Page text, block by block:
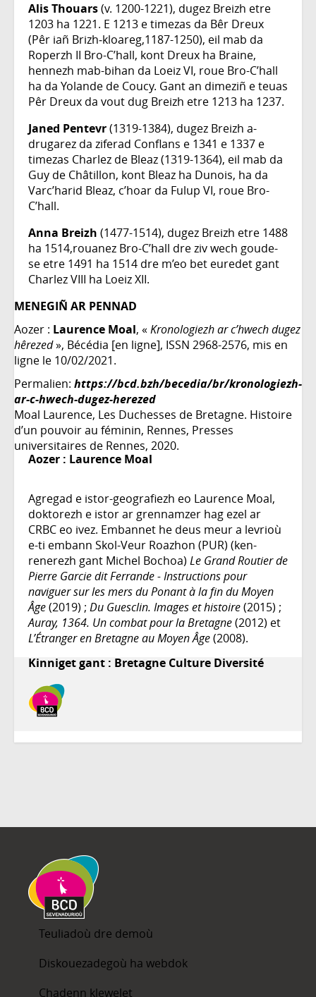
Alis Thouars(v. 1200-1221), dugez Breizh etre
1203 ha 1221. E 1213 e timezas da Bêr Dreux
(Pêr iañ Brizh‑kloareg,1187-1250), eil mab da
Roperzh II Bro-C’hall, kont Dreux ha Braine,
hennezh mab-bihan da Loeiz VI, roue Bro-C’hall
ha da Yolande de Coucy. Gant an dimeziñ e teuas
Pêr Dreux da vout dug Breizh etre 1213 ha 1237.
Janed Pentevr(1319-1384), dugez Breizh a-
drugarez da ziferad Conflans e 1341 e 1337 e
timezas Charlez de Bleaz (1319-1364), eil mab da
Guy de Châtillon, kont Bleaz ha Dunois, ha da
Varc’harid Bleaz, c’hoar da Fulup VI, roue Bro-
C’hall.
Anna Breizh (1477-1514), dugez Breizh etre 1488
ha 1514,rouanez Bro-C’hall dre ziv wech goude-
se etre 1491 ha 1514 dre m’eo bet euredet gant
Charlez VIII ha Loeiz XII.
MENEGIÑ AR PENNAD
Aozer : Laurence Moal, «Kronologiezh ar c’hwech dugez
hêrezed», Bécédia [en ligne], ISSN 2968-2576, mis en
ligne le 10/02/2021.
Permalien: https://bcd.bzh/becedia/br/kronologiezh-
ar-c-hwech-dugez-herezed
Moal Laurence, Les Duchesses de Bretagne. Histoire
d’un pouvoir au féminin, Rennes, Presses
universitaires de Rennes, 2020.
Aozer : Laurence Moal
Agregad e istor-geografiezh eo Laurence Moal,
doktorezh e istor ar grennamzer hag ezel ar
CRBC eo ivez. Embannet he deus meur a levrioù
e-ti embann Skol-Veur Roazhon (PUR) (ken-
renerezh gant Michel Bochoa) Le Grand Routier de
Pierre Garcie dit Ferrande - Instructions pour
naviguer sur les mers du Ponant à la fin du Moyen
Âge(2019) ; Du Guesclin. Images et histoire(2015) ;
Auray, 1364. Un combat pour la Bretagne(2012) et
L’Étranger en Bretagne au Moyen Âge(2008).
Kinniget gant : Bretagne Culture Diversité
Teuliadoù dre demoù
Diskouezadegoù ha webdok
Chadenn klewelet